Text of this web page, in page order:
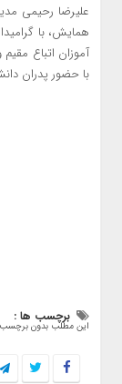
علیرضا رحیمی
همایش، با
آموزان اتباع
با حضور پدران
برچسب ها :
این مطلب بدون